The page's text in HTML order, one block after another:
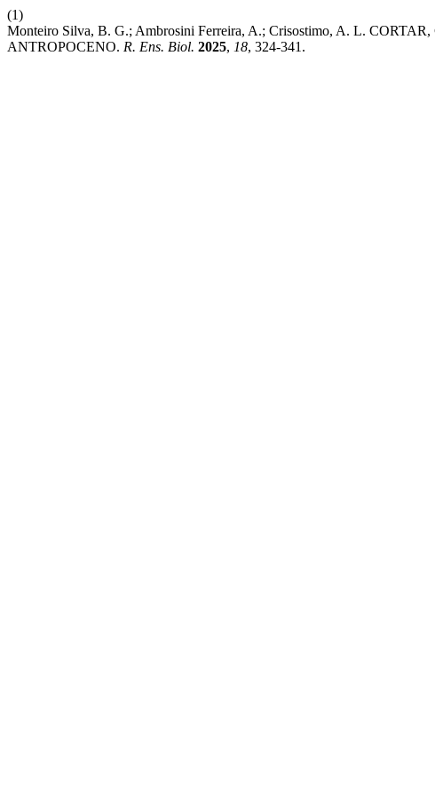
(1)
Monteiro Silva, B. G.; Ambrosini Ferreira, A.; Crisostimo, A. L.
ANTROPOCENO. R. Ens. Biol. 2025, 18, 324-341.